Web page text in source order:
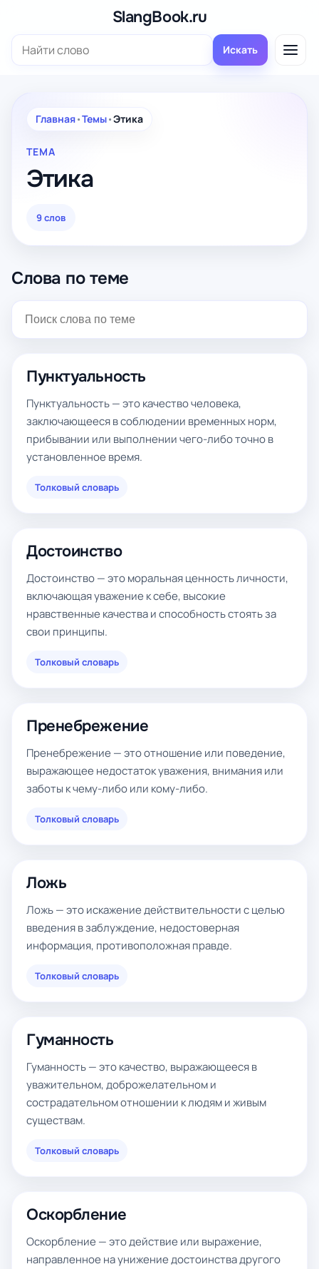
содержимому
SlangBook.ru
Поиск: Искать
Главная•Темы•Этика
ТЕМА
Этика
9 слов
Слова по теме
Пунктуальность
Пунктуальность — это качество человека,
заключающееся в соблюдении временных норм,
прибывании или выполнении чего-либо точно в
установленное время.
Толковый словарь
Достоинство
Достоинство — это моральная ценность личности,
включающая уважение к себе, высокие
нравственные качества и способность стоять за
свои принципы.
Толковый словарь
Пренебрежение
Пренебрежение — это отношение или поведение,
выражающее недостаток уважения, внимания или
заботы к чему-либо или кому-либо.
Толковый словарь
Ложь
Ложь — это искажение действительности с целью
введения в заблуждение, недостоверная
информация, противоположная правде.
Толковый словарь
Гуманность
Гуманность — это качество, выражающееся в
уважительном, доброжелательном и
сострадательном отношении к людям и живым
существам.
Толковый словарь
Оскорбление
Оскорбление — это действие или выражение,
направленное на унижение достоинства другого